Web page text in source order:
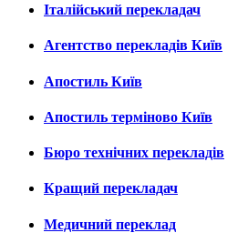
Італійський перекладач
Агентство перекладів Київ
Апостиль Київ
Апостиль терміново Київ
Бюро технічних перекладів
Кращий перекладач
Медичний переклад